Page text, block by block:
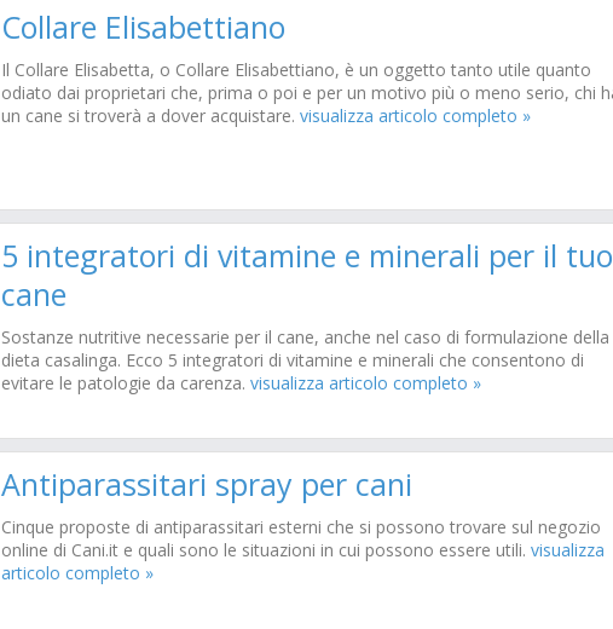
Collare Elisabettiano
Il Collare Elisabetta, o Collare Elisabettiano, è un oggetto tanto utile quanto
odiato dai proprietari che, prima o poi e per un motivo più o meno serio, chi
un cane si troverà a dover acquistare. visualizza articolo completo »
5 integratori di vitamine e minerali per il tuo
cane
Sostanze nutritive necessarie per il cane, anche nel caso di formulazione della
dieta casalinga. Ecco 5 integratori di vitamine e minerali che consentono di
evitare le patologie da carenza. visualizza articolo completo »
Antiparassitari spray per cani
Cinque proposte di antiparassitari esterni che si possono trovare sul negozio
online di Cani.it e quali sono le situazioni in cui possono essere utili. visualizza
articolo completo »